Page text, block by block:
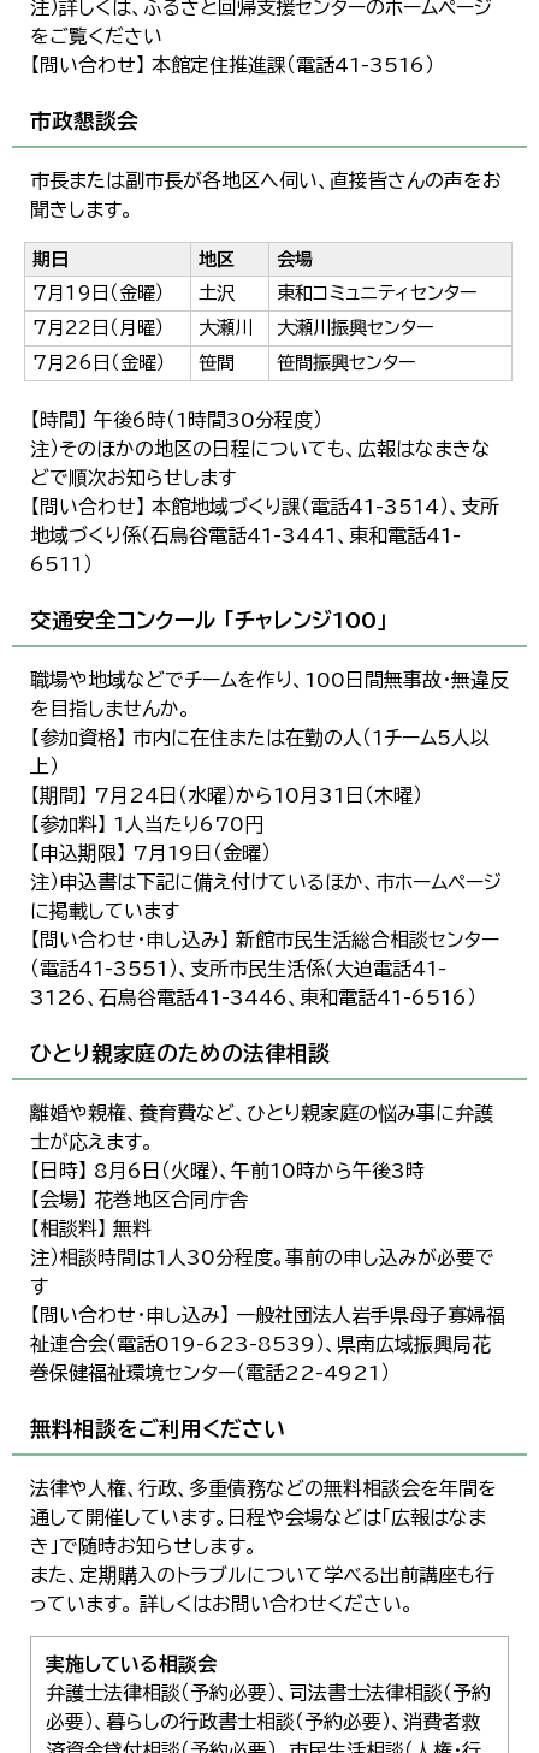
注）詳しくは、ふるさと回帰支援センターのホームページ
をご覧ください
【問い合わせ】 本館定住推進課（電話41-3516）
市政懇談会
市長または副市長が各地区へ伺い、直接皆さんの声をお
聞きします。
期日 地区
会場
7月19日（金曜）
土沢
東和コミュニティセンター
7月22日（月曜）
大瀬川
大瀬川振興センター
7月26日（金曜）
笹間 笹間振興センター
【時間】 午後6時（1時間30分程度）
注）そのほかの地区の日程についても、広報はなまきな
どで順次お知らせします
【問い合わせ】 本館地域づくり課（電話41-3514）、支所
地域づくり係（石鳥谷電話41-3441、東和電話41-
6511）
交通安全コンクール 「チャレンジ100」
職場や地域などでチームを作り、100日間無事故・無違反
を目指しませんか。
【参加資格】 市内に在住または在勤の人（1チーム5人以
上）
【期間】 7月24日（水曜）から10月31日（木曜）
【参加料】 1人当たり670円
【申込期限】 7月19日（金曜）
注）申込書は下記に備え付けているほか、市ホームページ
に掲載しています
【問い合わせ・申し込み】 新館市民生活総合相談センター
（電話41-3551）、支所市民生活係（大迫電話41-
3126、石鳥谷電話41-3446、東和電話41-6516）
ひとり親家庭のための法律相談
離婚や親権、養育費など、ひとり親家庭の悩み事に弁護
士が応えます。
【日時】 8月6日（火曜）、午前10時から午後3時
【会場】 花巻地区合同庁舎
【相談料】 無料
注）相談時間は1人30分程度。事前の申し込みが必要で
す
【問い合わせ・申し込み】 一般社団法人岩手県母子寡婦福
祉連合会（電話019-623-8539）、県南広域振興局花
巻保健福祉環境センター（電話22-4921）
無料相談をご利用ください
法律や人権、行政、多重債務などの無料相談会を年間を
通して開催しています。日程や会場などは「広報はなま
き」で随時お知らせします。
また、定期購入のトラブルについて学べる出前講座も行
っています。 詳しくはお問い合わせください。
実施している相談会
弁護士法律相談（予約必要）、司法書士法律相談（予約
必要）、暮らしの行政書士相談（予約必要）、消費者救